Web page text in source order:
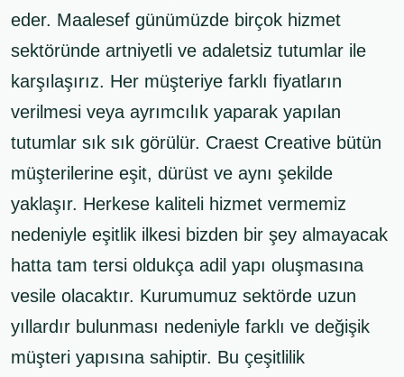
eder. Maalesef günümüzde birçok hizmet
sektöründe artniyetli ve adaletsiz tutumlar ile
karşılaşırız. Her müşteriye farklı fiyatların
verilmesi veya ayrımcılık yaparak yapılan
tutumlar sık sık görülür. Craest Creative bütün
müşterilerine eşit, dürüst ve aynı şekilde
yaklaşır. Herkese kaliteli hizmet vermemiz
nedeniyle eşitlik ilkesi bizden bir şey almayacak
hatta tam tersi oldukça adil yapı oluşmasına
vesile olacaktır. Kurumumuz sektörde uzun
yıllardır bulunması nedeniyle farklı ve değişik
müşteri yapısına sahiptir. Bu çeşitlilik